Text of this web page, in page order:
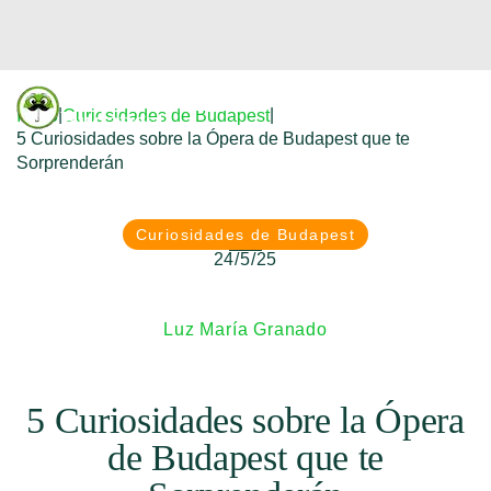
Budapest
Inicio|Curiosidades de Budapest|
5 Curiosidades sobre la Ópera de Budapest que te
Sorprenderán
Curiosidades de Budapest
24/5/25
Luz María Granado
5 Curiosidades sobre la Ópera
de Budapest que te